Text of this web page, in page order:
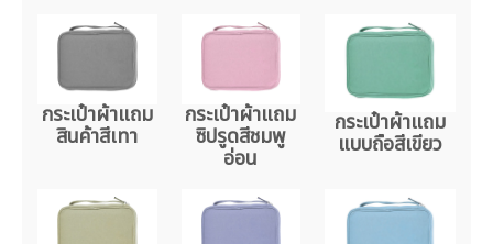
กระเป๋าผ้าแถม
สินค้าสีเทา
กระเป๋าผ้าแถม
ซิปรูดสีชมพู
อ่อน
กระเป๋าผ้าแถม
แบบถือสีเขียว